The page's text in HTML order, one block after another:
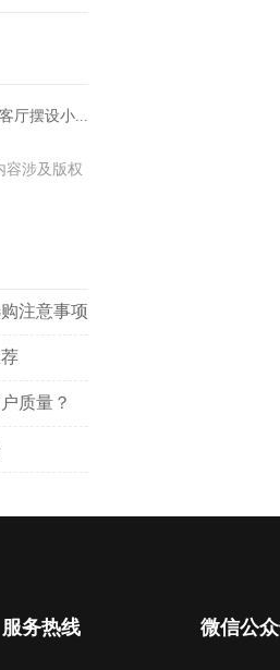
厅摆设小...
容涉及版权
注意事项
质量？
服务热线 微信公